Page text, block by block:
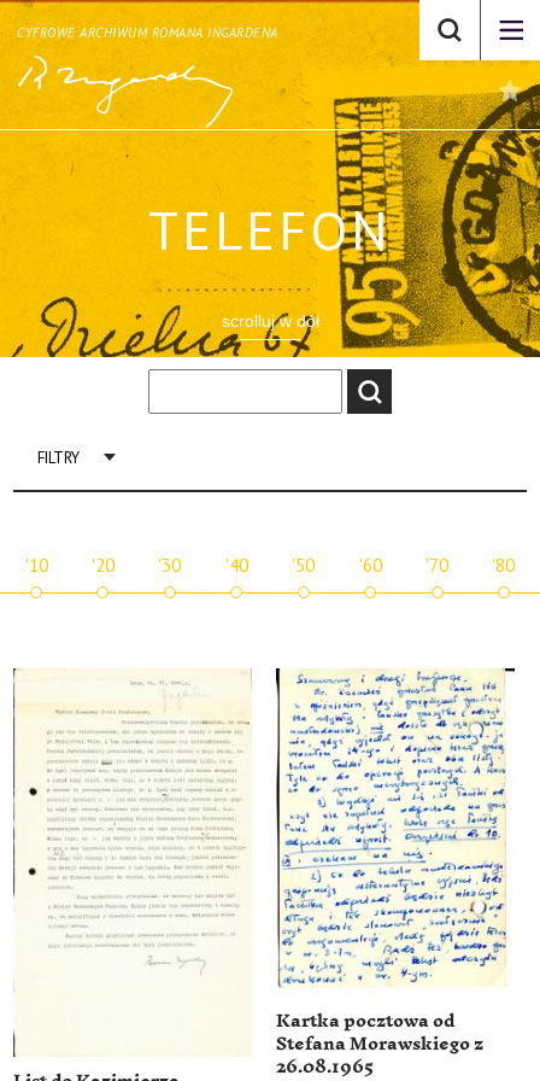
CYFROWE ARCHIWUM ROMANA INGARDENA
TELEFON
scrolluj w dół
FILTRY
'10 '20 '30 '40 '50 '60 '70 '80
Kartka pocztowa od
Stefana Morawskiego z
26.08.1965